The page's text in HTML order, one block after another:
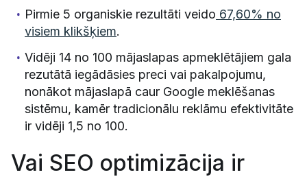
Pirmie 5 organiskie rezultāti veido 67,60% no
visiem klikšķiem.
Vidēji 14 no 100 mājaslapas apmeklētājiem gala
rezutātā iegādāsies preci vai pakalpojumu,
nonākot mājaslapā caur Google meklēšanas
sistēmu, kamēr tradicionālu reklāmu efektivitāte
ir vidēji 1,5 no 100.
Vai SEO optimizācija ir